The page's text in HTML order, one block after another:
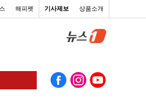
기사제보 상품소개
해피펫